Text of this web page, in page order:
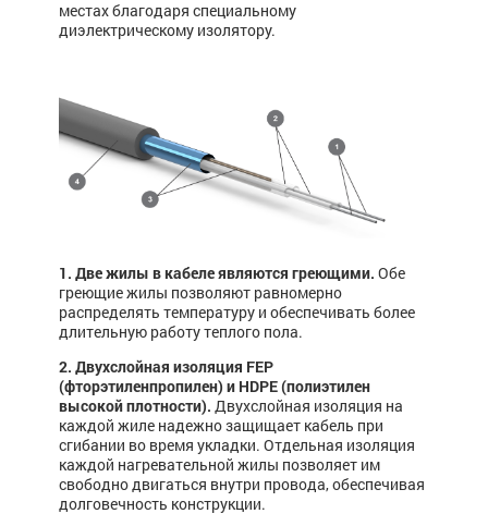
местах благодаря специальному
диэлектрическому изолятору.
1. Две жилы в кабеле являются греющими. Обе
греющие жилы позволяют равномерно
распределять температуру и обеспечивать более
длительную работу теплого пола.
2. Двухслойная изоляция FEP
(фторэтиленпропилен) и HDPE (полиэтилен
высокой плотности). Двухслойная изоляция на
каждой жиле надежно защищает кабель при
сгибании во время укладки. Отдельная изоляция
каждой нагревательной жилы позволяет им
свободно двигаться внутри провода, обеспечивая
долговечность конструкции.